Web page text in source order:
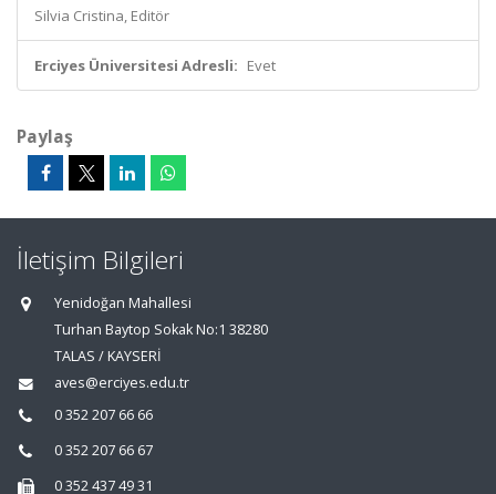
Silvia Cristina, Editör
Erciyes Üniversitesi Adresli: Evet
Paylaş
İletişim Bilgileri
Yenidoğan Mahallesi
Turhan Baytop Sokak No:1 38280
TALAS / KAYSERİ
aves@erciyes.edu.tr
0 352 207 66 66
0 352 207 66 67
0 352 437 49 31